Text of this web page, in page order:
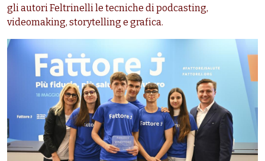
gli autori Feltrinelli le tecniche di podcasting,
videomaking, storytelling e grafica.